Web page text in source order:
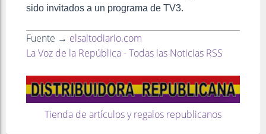
sido invitados a un programa de TV3.
Fuente → elsaltodiario.com
La Voz de la República - Todas las Noticias RSS
Tienda de artículos y regalos republicanos